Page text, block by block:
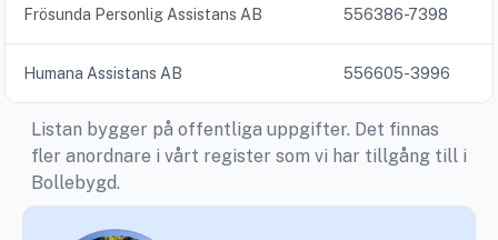
Frösunda Personlig Assistans AB 556386-7398
Humana Assistans AB 556605-3996
Listan bygger på offentliga uppgifter. Det finnas
fler anordnare i vårt register som vi har tillgång till i
Bollebygd.